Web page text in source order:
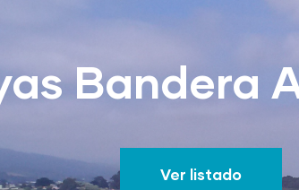
Bandera
Ver listado